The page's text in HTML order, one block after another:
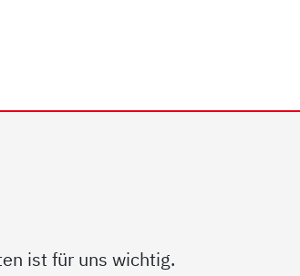
ist für uns wichtig.